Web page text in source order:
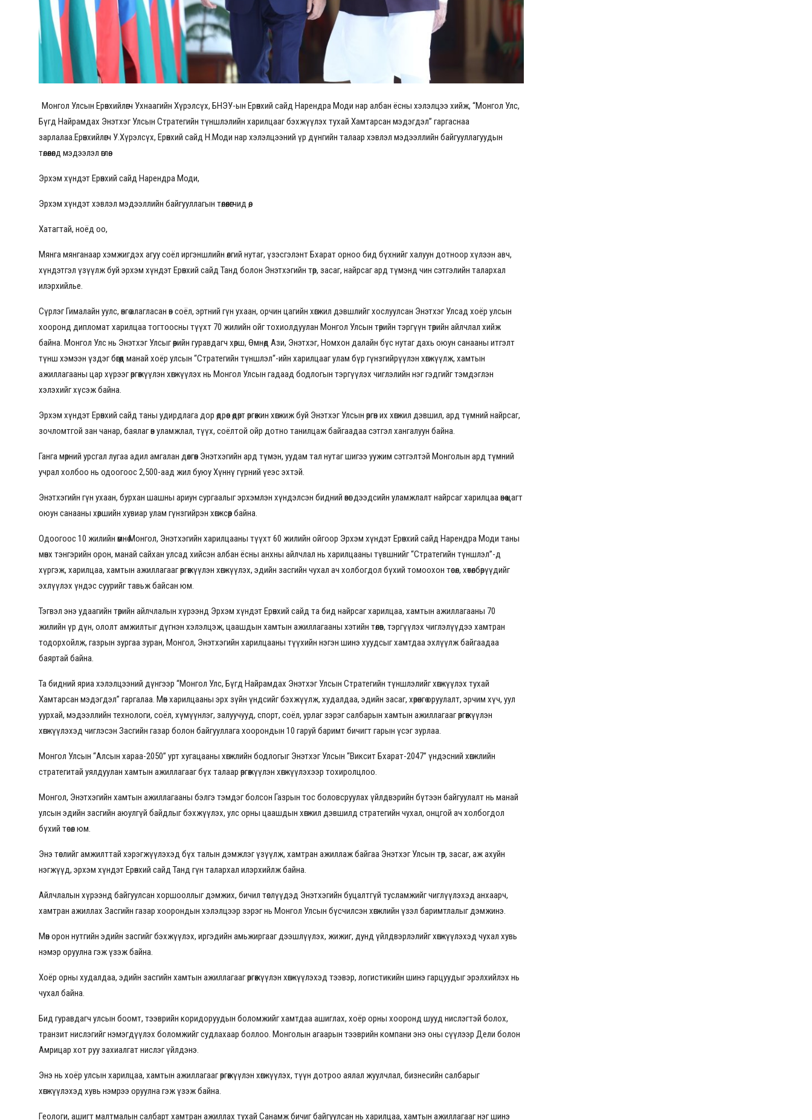
Монгол Улсын Ерөнхийлөгч Ухнаагийн Хүрэлсүх, БНЭУ-ын Ерөнхий сайд Нарендра Моди нар албан ёсны хэлэлцээ хийж, “Монгол Улс,
Бүгд Найрамдах Энэтхэг Улсын Стратегийн түншлэлийн харилцааг бэхжүүлэх тухай Хамтарсан мэдэгдэл” гаргаснаа
зарлалаа.Ерөнхийлөгч У.Хүрэлсүх, Ерөнхий сайд Н.Моди нар хэлэлцээний үр дүнгийн талаар хэвлэл мэдээллийн байгууллагуудын
төлөөлөлд мэдээлэл өглөө.
Эрхэм хүндэт Ерөнхий сайд Нарендра Моди,
Эрхэм хүндэт хэвлэл мэдээллийн байгууллагын төлөөлөгчид өө,
Хатагтай, ноёд оо,
Мянга мянганаар хэмжигдэх агуу соёл иргэншлийн өлгий нутаг, үзэсгэлэнт Бхарат орноо бид бүхнийг халуун дотноор хүлээн авч,
хүндэтгэл үзүүлж буй эрхэм хүндэт Ерөнхий сайд Танд болон Энэтхэгийн төр, засаг, найрсаг ард түмэнд чин сэтгэлийн талархал
илэрхийлье.
Сүрлэг Гималайн уулс, өнгө алагласан өв соёл, эртний гүн ухаан, орчин цагийн хөгжил дэвшлийг хослуулсан Энэтхэг Улсад хоёр улсын
хооронд дипломат харилцаа тогтоосны түүхт 70 жилийн ойг тохиолдуулан Монгол Улсын төрийн тэргүүн төрийн айлчлал хийж
байна. Монгол Улс нь Энэтхэг Улсыг өөрийн гуравдагч хөрш, Өмнөд Ази, Энэтхэг, Номхон далайн бүс нутаг дахь оюун санааны итгэлт
түнш хэмээн үздэг бөгөөд манай хоёр улсын “Стратегийн түншлэл“-ийн харилцааг улам бүр гүнзгийрүүлэн хөгжүүлж, хамтын
ажиллагааны цар хүрээг өргөжүүлэн хөгжүүлэх нь Монгол Улсын гадаад бодлогын тэргүүлэх чиглэлийн нэг гэдгийг тэмдэглэн
хэлэхийг хүсэж байна.
Эрхэм хүндэт Ерөнхий сайд таны удирдлага дор өдрөөс өдөрт өргөжин хөгжиж буй Энэтхэг Улсын өргөн их хөгжил дэвшил, ард түмний найрсаг,
зочломтгой зан чанар, баялаг өв уламжлал, түүх, соёлтой ойр дотно танилцаж байгаадаа сэтгэл хангалуун байна.
Ганга мөрний урсгал лугаа адил амгалан дөлгөөн Энэтхэгийн ард түмэн, уудам тал нутаг шигээ уужим сэтгэлтэй Монголын ард түмний
учрал холбоо нь одоогоос 2,500-аад жил буюу Хүннү гүрний үеэс эхтэй.
Энэтхэгийн гүн ухаан, бурхан шашны ариун сургаалыг эрхэмлэн хүндэлсэн бидний өвөг дээдсийн уламжлалт найрсаг харилцаа өнөө цагт
оюун санааны хөршийн хувиар улам гүнзгийрэн хөгжсөөр байна.
Одоогоос 10 жилийн өмнө Монгол, Энэтхэгийн харилцааны түүхт 60 жилийн ойгоор Эрхэм хүндэт Ерөнхий сайд Нарендра Моди таны
мөнх тэнгэрийн орон, манай сайхан улсад хийсэн албан ёсны анхны айлчлал нь харилцааны түвшнийг “Стратегийн түншлэл”-д
хүргэж, харилцаа, хамтын ажиллагааг өргөжүүлэн хөгжүүлэх, эдийн засгийн чухал ач холбогдол бүхий томоохон төсөл, хөтөлбөрүүдийг
эхлүүлэх үндэс суурийг тавьж байсан юм.
Тэгвэл энэ удаагийн төрийн айлчлалын хүрээнд Эрхэм хүндэт Ерөнхий сайд та бид найрсаг харилцаа, хамтын ажиллагааны 70
жилийн үр дүн, ололт амжилтыг дүгнэн хэлэлцэж, цаашдын хамтын ажиллагааны хэтийн төлөв, тэргүүлэх чиглэлүүдээ хамтран
тодорхойлж, газрын зургаа зуран, Монгол, Энэтхэгийн харилцааны түүхийн нэгэн шинэ хуудсыг хамтдаа эхлүүлж байгаадаа
баяртай байна.
Та бидний яриа хэлэлцээний дүнгээр “Монгол Улс, Бүгд Найрамдах Энэтхэг Улсын Стратегийн түншлэлийг хөгжүүлэх тухай
Хамтарсан мэдэгдэл” гаргалаа. Мөн харилцааны эрх зүйн үндсийг бэхжүүлж, худалдаа, эдийн засаг, хөрөнгө оруулалт, эрчим хүч, уул
уурхай, мэдээллийн технологи, соёл, хүмүүнлэг, залуучууд, спорт, соёл, урлаг зэрэг салбарын хамтын ажиллагааг өргөжүүлэн
хөгжүүлэхэд чиглэсэн Засгийн газар болон байгууллага хоорондын 10 гаруй баримт бичигт гарын үсэг зурлаа.
Монгол Улсын “Алсын хараа-2050” урт хугацааны хөгжлийн бодлогыг Энэтхэг Улсын “Виксит Бхарат-2047” үндэсний хөгжлийн
стратегитай уялдуулан хамтын ажиллагааг бүх талаар өргөжүүлэн хөгжүүлэхээр тохиролцлоо.
Монгол, Энэтхэгийн хамтын ажиллагааны бэлгэ тэмдэг болсон Газрын тос боловсруулах үйлдвэрийн бүтээн байгуулалт нь манай
улсын эдийн засгийн аюулгүй байдлыг бэхжүүлэх, улс орны цаашдын хөгжил дэвшилд стратегийн чухал, онцгой ач холбогдол
бүхий төсөл юм.
Энэ төслийг амжилттай хэрэгжүүлэхэд бүх талын дэмжлэг үзүүлж, хамтран ажиллаж байгаа Энэтхэг Улсын төр, засаг, аж ахуйн
нэгжүүд, эрхэм хүндэт Ерөнхий сайд Танд гүн талархал илэрхийлж байна.
Айлчлалын хүрээнд байгуулсан хоршооллыг дэмжих, бичил төслүүдэд Энэтхэгийн буцалтгүй тусламжийг чиглүүлэхэд анхаарч,
хамтран ажиллах Засгийн газар хоорондын хэлэлцээр зэрэг нь Монгол Улсын бүсчилсэн хөгжлийн үзэл баримтлалыг дэмжинэ.
Мөн орон нутгийн эдийн засгийг бэхжүүлэх, иргэдийн амьжиргааг дээшлүүлэх, жижиг, дунд үйлдвэрлэлийг хөгжүүлэхэд чухал хувь
нэмэр оруулна гэж үзэж байна.
Хоёр орны худалдаа, эдийн засгийн хамтын ажиллагааг өргөжүүлэн хөгжүүлэхэд тээвэр, логистикийн шинэ гарцуудыг эрэлхийлэх нь
чухал байна.
Бид гуравдагч улсын боомт, тээврийн коридоруудын боломжийг хамтдаа ашиглах, хоёр орны хооронд шууд нислэгтэй болох,
транзит нислэгийг нэмэгдүүлэх боломжийг судлахаар боллоо. Монголын агаарын тээврийн компани энэ оны сүүлээр Дели болон
Амрицар хот руу захиалгат нислэг үйлдэнэ.
Энэ нь хоёр улсын харилцаа, хамтын ажиллагааг өргөжүүлэн хөгжүүлэх, түүн дотроо аялал жуулчлал, бизнесийн салбарыг
хөгжүүлэхэд хувь нэмрээ оруулна гэж үзэж байна.
Геологи, ашигт малтмалын салбарт хамтран ажиллах тухай Санамж бичиг байгуулсан нь харилцаа, хамтын ажиллагааг нэг шинэ